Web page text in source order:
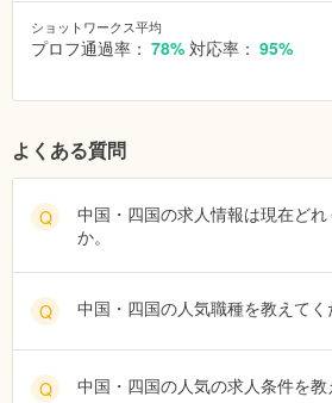
ショットワークス平均
プロフ通過率： 78% 対応率： 95%
よくある質問
Q
中国・四国の求人情報は現在ど
か。
Q 中国・四国の人気職種を教えてく
Q 中国・四国の人気の求人条件を教